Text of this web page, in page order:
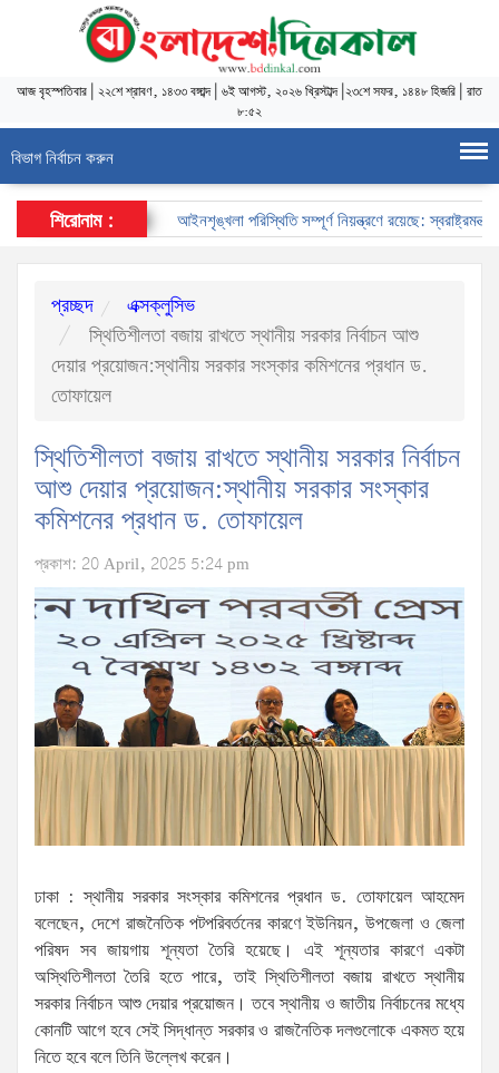
আজবৃহস্পতিবার ২২শে শ্রাবণ, ১৪৩৩ বঙ্গাব্দ| ৬ই আগস্ট, ২০২৬ খ্রিস্টাব্দ| ২৩শে সফর, ১৪৪৮ হিজরি রাত
৮:৫২
বিভাগ নির্বাচন করুন
শিরোনাম : আইনশৃঙ্খলা পরিস্থিতি সম্পূর্ণ নিয়ন্ত্রণে রয়েছে: স্বরাষ্ট্রমন্ত্রী
প্রচ্ছদ
এক্সক্লুসিভ
স্থিতিশীলতা বজায় রাখতে স্থানীয় সরকার নির্বাচন আশু
দেয়ার প্রয়োজন:স্থানীয় সরকার সংস্কার কমিশনের প্রধান ড.
তোফায়েল
স্থিতিশীলতা বজায় রাখতে স্থানীয় সরকার নির্বাচন
আশু দেয়ার প্রয়োজন:স্থানীয় সরকার সংস্কার
কমিশনের প্রধান ড. তোফায়েল
প্রকাশ: 20 April, 2025 5:24 pm
ঢাকা : স্থানীয় সরকার সংস্কার কমিশনের প্রধান ড. তোফায়েল আহমেদ
বলেছেন, দেশে রাজনৈতিক পটপরিবর্তনের কারণে ইউনিয়ন, উপজেলা ও জেলা
পরিষদ সব জায়গায় শূন্যতা তৈরি হয়েছে। এই শূন্যতার কারণে একটা
অস্থিতিশীলতা তৈরি হতে পারে, তাই স্থিতিশীলতা বজায় রাখতে স্থানীয়
সরকার নির্বাচন আশু দেয়ার প্রয়োজন। তবে স্থানীয় ও জাতীয় নির্বাচনের মধ্যে
কোনটি আগে হবে সেই সিদ্ধান্ত সরকার ও রাজনৈতিক দলগুলোকে একমত হয়ে
নিতে হবে বলে তিনি উল্লেখ করেন।